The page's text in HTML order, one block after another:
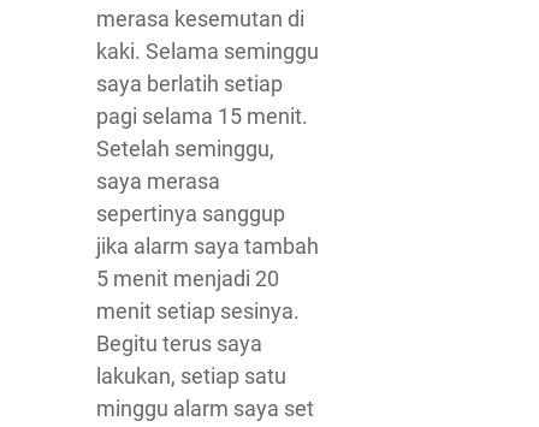
merasa kesemutan di
kaki. Selama seminggu
saya berlatih setiap
pagi selama 15 menit.
Setelah seminggu,
saya merasa
sepertinya sanggup
jika alarm saya tambah
5 menit menjadi 20
menit setiap sesinya.
Begitu terus saya
lakukan, setiap satu
minggu alarm saya set